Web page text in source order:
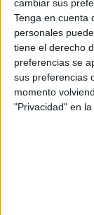
cambiar sus
Tenga en cuenta
personales
tiene el derecho
preferencias se
sus preferencias
momento
"Privacidad" en